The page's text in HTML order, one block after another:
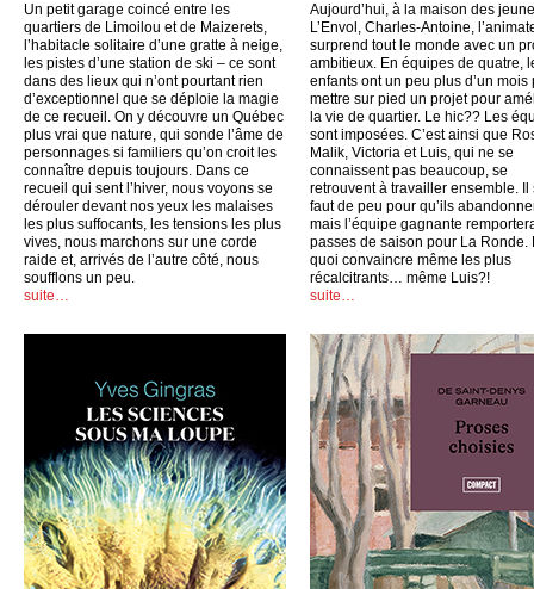
Un petit garage coincé entre les
quartiers de Limoilou et de Maizerets,
l’habitacle solitaire d’une gratte à neige,
les pistes d’une station de ski – ce sont
dans des lieux qui n’ont pourtant rien
d’exceptionnel que se déploie la magie
de ce recueil. On y découvre un Québec
plus vrai que nature, qui sonde l’âme de
personnages si familiers qu’on croit les
connaître depuis toujours. Dans ce
recueil qui sent l’hiver, nous voyons se
dérouler devant nos yeux les malaises
les plus suffocants, les tensions les plus
vives, nous marchons sur une corde
raide et, arrivés de l’autre côté, nous
soufflons un peu.
suite…
Aujourd’hui, à la maison des
L’Envol, Charles-Antoine,
surprend tout le monde avec un
ambitieux. En équipes de quatre,
enfants ont un peu plus d’un mois
mettre sur pied un projet pour
la vie de quartier. Le hic?? Les
sont imposées. C’est ainsi que
Malik, Victoria et Luis, qui ne se
connaissent pas beaucoup, se
retrouvent à travailler ensemble. Il
faut de peu pour qu’ils
mais l’équipe gagnante
passes de saison pour La Ronde.
quoi convaincre même les plus
récalcitrants… même Luis?!
suite…